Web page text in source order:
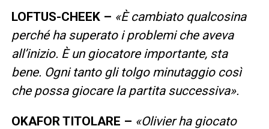
LOFTUS-CHEEK – «È cambiato qualcosina
perché ha superato i problemi che aveva
all’inizio. È un giocatore importante, sta
bene. Ogni tanto gli tolgo minutaggio così
che possa giocare la partita successiva».
OKAFOR TITOLARE – «Olivier ha giocato